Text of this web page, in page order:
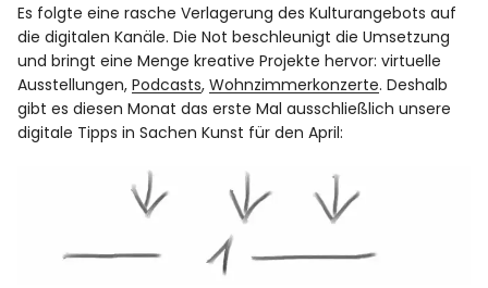
Es folgte eine rasche Verlagerung des Kulturangebots auf
die digitalen Kanäle. Die Not beschleunigt die Umsetzung
und bringt eine Menge kreative Projekte hervor: virtuelle
Ausstellungen,Podcasts,Wohnzimmerkonzerte. Deshalb
gibt es diesen Monat das erste Mal ausschließlich unsere
digitale Tipps in Sachen Kunst für den April: